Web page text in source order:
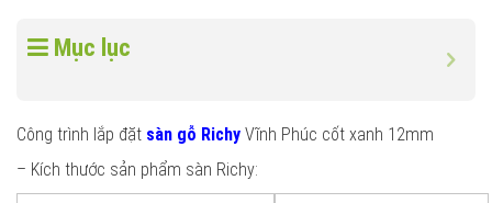
Mục lục
Công trình lắp đặt sàn gỗ Richy Vĩnh Phúc cốt xanh 12mm
– Kích thước sản phẩm sàn Richy: